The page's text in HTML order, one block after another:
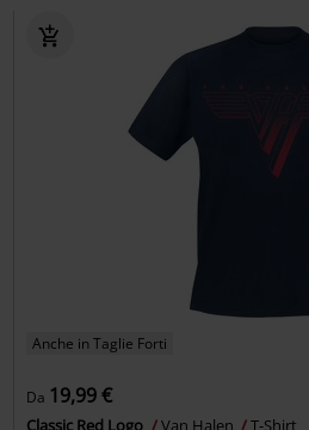
Anche in Taglie Forti
Da 19,99 €
Classic Red Logo Van Halen T-Shirt